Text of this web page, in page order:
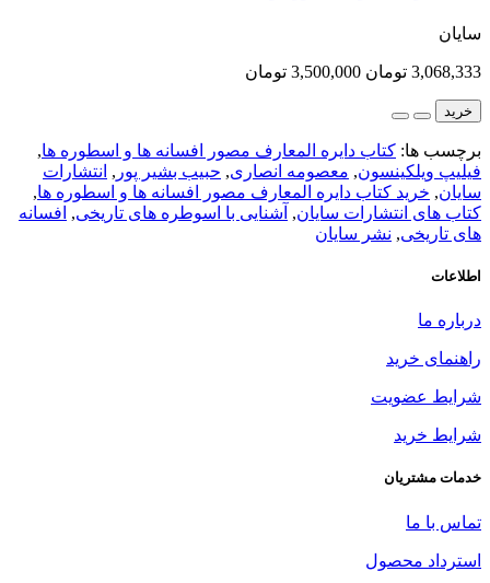
سایان
3,068,333 تومان 3,500,000 تومان
خرید
برچسب ها: کتاب دایره المعارف مصور افسانه ها و اسطوره ها,
فیلیپ ویلکینسون, معصومه انصاری, حبیب بشیر پور , انتشارات
سایان, خرید کتاب دایره المعارف مصور افسانه ها و اسطوره ها,
کتاب های انتشارات سایان, آشنایی با اسوطره های تاریخی, افسانه
های تاریخی, نشر سایان
اطلاعات
درباره ما
راهنمای خرید
شرایط عضویت
شرایط خرید
خدمات مشتریان
تماس با ما
استرداد محصول